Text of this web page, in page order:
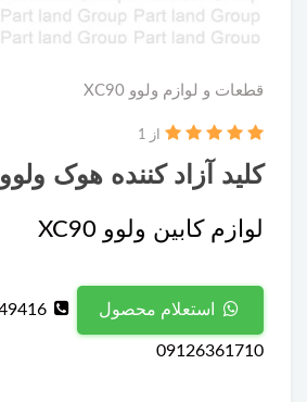
قطعات و لوازم ولوو XC90
کلید آزاد کننده هوک ولوو XC90
از 1
لوازم کابین ولوو XC90
استعلام محصول
09126361710